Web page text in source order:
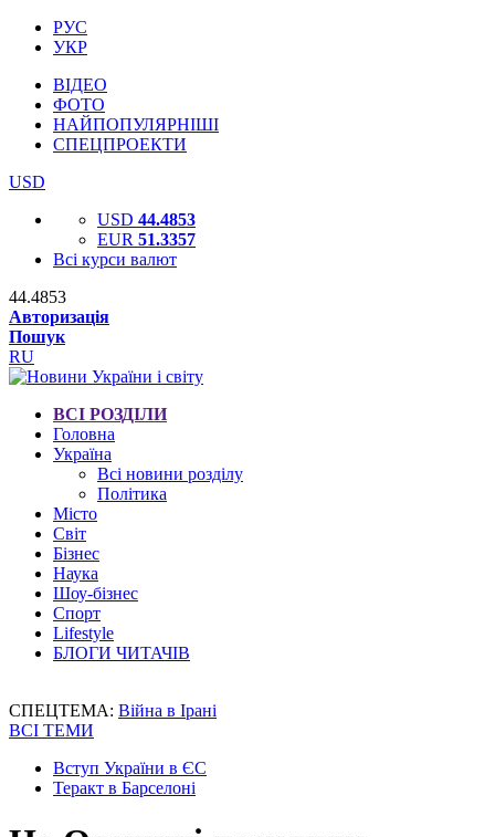
РУС
УКР
ВІДЕО
ФОТО
НАЙПОПУЛЯРНІШІ
СПЕЦПРОЕКТИ
USD
USD 44.4853
EUR 51.3357
Всі курси валют
44.4853
Авторизація
Пошук
RU
ВСІ РОЗДІЛИ
Головна
Україна
Всі новини розділу
Політика
Місто
Світ
Бізнес
Наука
Шоу-бізнес
Спорт
Lifestyle
БЛОГИ ЧИТАЧІВ
СПЕЦТЕМА: Війна в Ірані
ВСІ ТЕМИ
Вступ України в ЄС
Теракт в Барселоні